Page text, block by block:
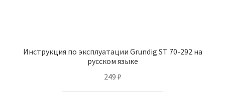
Инструкция по эксплуатации Grundig ST 70-292 на
русском языке
249 ₽